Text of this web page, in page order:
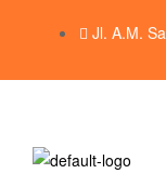
Jl. A.M.